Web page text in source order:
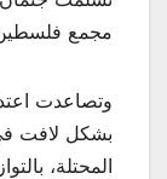
مجمع
وتصاعدت
بشكل لافت
المحتلة،